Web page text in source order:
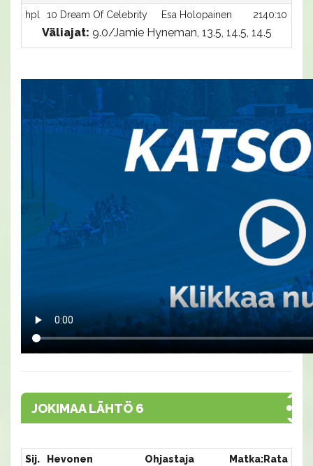
hpl 10 Dream Of Celebrity Esa Holopainen 2140:10
Väliajat: 9.0/Jamie Hyneman, 13.5, 14.5, 14.5
JOKIMAA LÄHTÖ 6
Sij. Hevonen Ohjastaja Matka:Rata